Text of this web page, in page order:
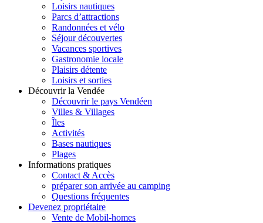
Loisirs nautiques
Parcs d’attractions
Randonnées et vélo
Séjour découvertes
Vacances sportives
Gastronomie locale
Plaisirs détente
Loisirs et sorties
Découvrir la Vendée
Découvrir le pays Vendéen
Villes & Villages
Îles
Activités
Bases nautiques
Plages
Informations pratiques
Contact & Accès
préparer son arrivée au camping
Questions fréquentes
Devenez propriétaire
Vente de Mobil-homes